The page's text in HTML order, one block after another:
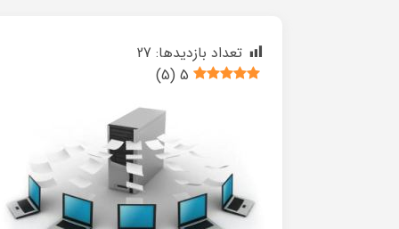
تعداد بازدیدها: 27
5
(
5
)